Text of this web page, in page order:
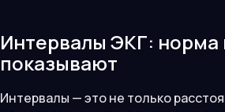
Интервалы ЭКГ: норма
показывают
Интервалы — это не только